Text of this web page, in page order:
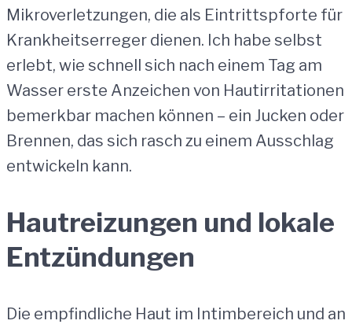
Mikroverletzungen, die als Eintrittspforte für
Krankheitserreger dienen. Ich habe selbst
erlebt, wie schnell sich nach einem Tag am
Wasser erste Anzeichen von Hautirritationen
bemerkbar machen können – ein Jucken oder
Brennen, das sich rasch zu einem Ausschlag
entwickeln kann.
Hautreizungen und lokale
Entzündungen
Die empfindliche Haut im Intimbereich und an